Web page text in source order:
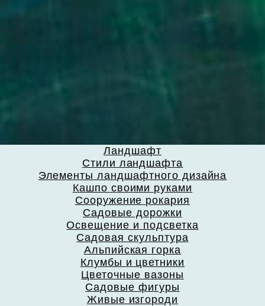
Ландшафт
Стили ландшафта
Элементы ландшафтного дизайна
Кашпо своими руками
Сооружение рокария
Садовые дорожки
Освещение и подсветка
Садовая скульптура
Альпийская горка
Клумбы и цветники
Цветочные вазоны
Садовые фигуры
Живые изгороди